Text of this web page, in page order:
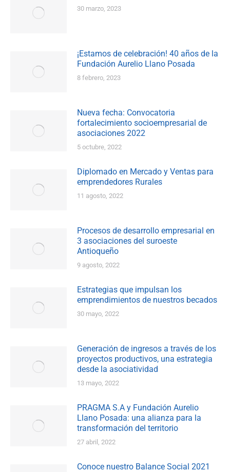
30 marzo, 2023
¡Estamos de celebración! 40 años de la
Fundación Aurelio Llano Posada
8 febrero, 2023
Nueva fecha: Convocatoria
fortalecimiento socioempresarial de
asociaciones 2022
5 octubre, 2022
Diplomado en Mercado y Ventas para
emprendedores Rurales
11 agosto, 2022
Procesos de desarrollo empresarial en
3 asociaciones del suroeste
Antioqueño
9 agosto, 2022
Estrategias que impulsan los
emprendimientos de nuestros becados
30 mayo, 2022
Generación de ingresos a través de los
proyectos productivos, una estrategia
desde la asociatividad
13 mayo, 2022
PRAGMA S.A y Fundación Aurelio
Llano Posada: una alianza para la
transformación del territorio
27 abril, 2022
Conoce nuestro Balance Social 2021